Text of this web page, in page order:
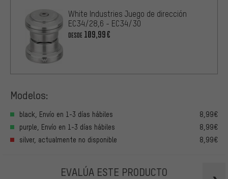
White Industries Juego de dirección
EC34/28,6 - EC34/30
DESDE 109,99€
Modelos:
black, Envío en 1-3 días hábiles
8,99€
purple, Envío en 1-3 días hábiles
8,99€
silver, actualmente no disponible
8,99€
EVALÚA ESTE PRODUCTO